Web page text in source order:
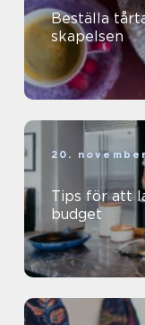
Beställa
skapelsen
20.
Tips för att
budget